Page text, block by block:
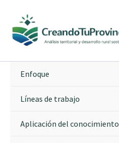
contenido
Enfoque
Líneas de trabajo
Aplicación del conocimiento